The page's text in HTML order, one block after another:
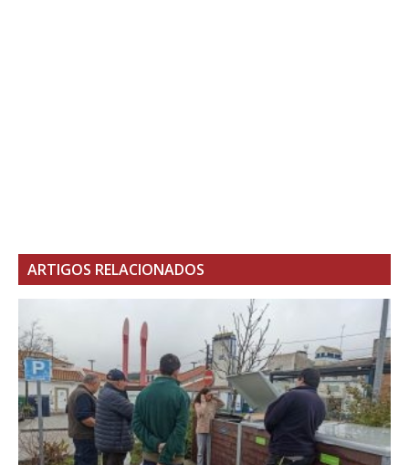
ARTIGOS RELACIONADOS